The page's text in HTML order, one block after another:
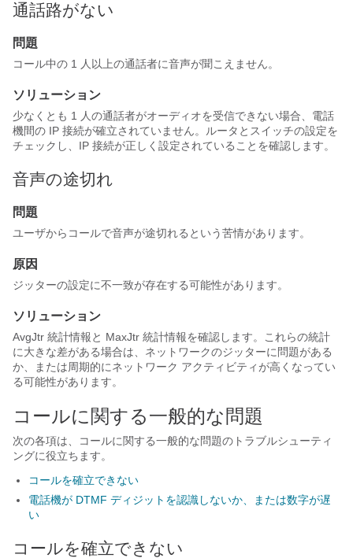
通話路がない
問題
コール中の 1 人以上の通話者に音声が聞こえません。
ソリューション
少なくとも 1 人の通話者がオーディオを受信できない場合、電話
機間の IP 接続が確立されていません。ルータとスイッチの設定を
チェックし、IP 接続が正しく設定されていることを確認します。
音声の途切れ
問題
ユーザからコールで音声が途切れるという苦情があります。
原因
ジッターの設定に不一致が存在する可能性があります。
ソリューション
AvgJtr 統計情報と MaxJtr 統計情報を確認します。これらの統計
に大きな差がある場合は、ネットワークのジッターに問題がある
か、または周期的にネットワーク アクティビティが高くなってい
る可能性があります。
コールに関する一般的な問題
次の各項は、コールに関する一般的な問題のトラブルシューティ
ングに役立ちます。
コールを確立できない
電話機が DTMF ディジットを認識しないか、または数字が遅
い
コールを確立できない